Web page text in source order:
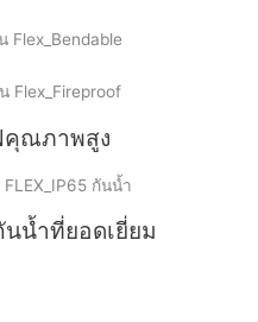
ณภาพสูง
น้ำที่ยอดเยี่ยม